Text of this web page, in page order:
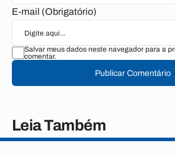
E-mail (Obrigatório)
Salvar meus dados neste navegador para a
comentar.
Publicar Comentário
Leia Também